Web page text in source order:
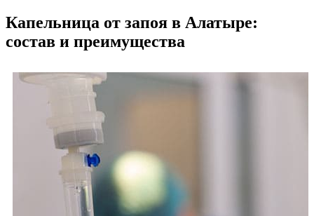
Капельница от запоя в Алатыре:
состав и преимущества